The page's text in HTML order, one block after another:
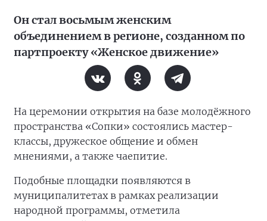
Он стал восьмым женским
объединением в регионе, созданном по
партпроекту «Женское движение»
На церемонии открытия на базе молодёжного
пространства «Сопки» состоялись мастер-
классы, дружеское общение и обмен
мнениями, а также чаепитие.
Подобные площадки появляются в
муниципалитетах в рамках реализации
народной программы, отметила